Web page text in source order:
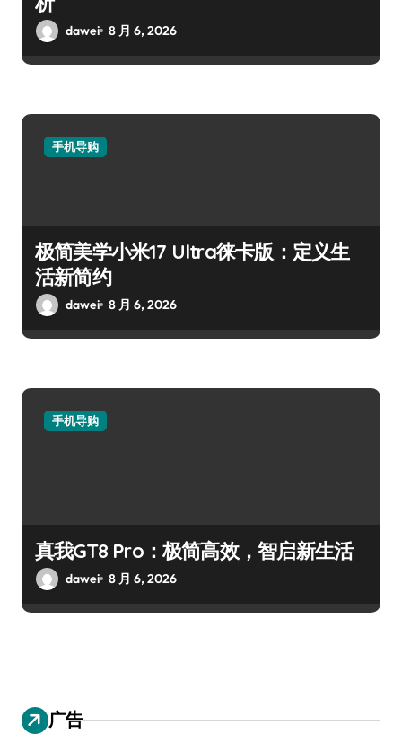
dawei 8 月 6, 2026
手机导购
极简美学小米17 Ultra徕卡版：定义生
活新简约
dawei 8 月 6, 2026
手机导购
真我GT8 Pro：极简高效，智启新生活
dawei 8 月 6, 2026
广告